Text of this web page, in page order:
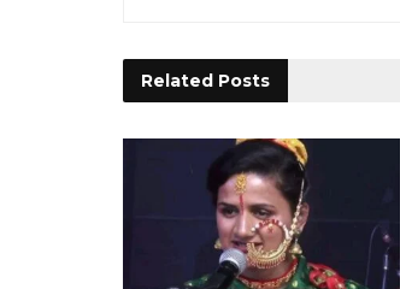
Related Posts